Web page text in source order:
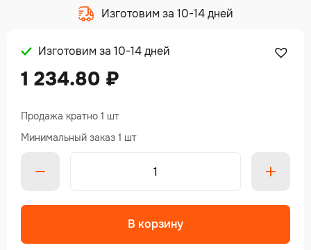
Изготовим за 10-14 дней
Изготовим за 10-14 дней
1 234.80 ₽
Продажа кратно 1 шт
Минимальный заказ 1 шт
В корзину